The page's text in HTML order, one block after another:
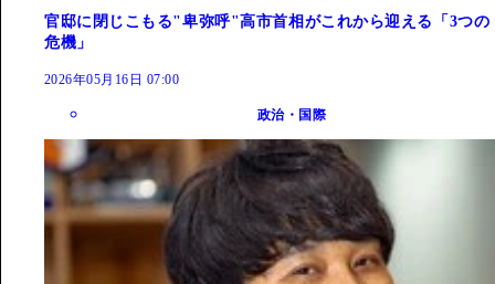
官邸に閉じこもる"卑弥呼"高市首相がこれから迎える「3つの
危機」
2026年05月16日 07:00
政治・国際